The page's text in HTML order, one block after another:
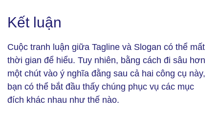
Kết luận
Cuộc tranh luận giữa Tagline và Slogan có thể mất
thời gian để hiểu. Tuy nhiên, bằng cách đi sâu hơn
một chút vào ý nghĩa đằng sau cả hai công cụ này,
bạn có thể bắt đầu thấy chúng phục vụ các mục
đích khác nhau như thế nào.